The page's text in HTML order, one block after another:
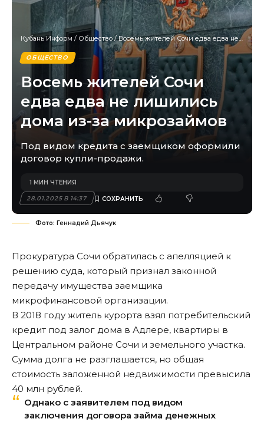
Кубань Информ / Общество/Восемь жителей Сочи едва едва не лишились дома из-за микрозаймов
ОБЩЕСТВО
Восемь жителей Сочи
едва едва не лишились
дома из-за микрозаймов
Под видом кредита с заемщиком оформили
договор купли-продажи.
28.01.2025 В 14:37
1 МИН ЧТЕНИЯ
Фото: Геннадий Дьячук
Прокуратура Сочи обратилась с апелляцией к
решению суда, который признал законной
передачу имущества заемщика
микрофинансовой организации.
В 2018 году житель курорта взял потребительский
кредит под залог дома в Адлере, квартиры в
Центральном районе Сочи и земельного участка.
Сумма долга не разглашается, но общая
стоимость заложенной недвижимости превысила
40 млн рублей.
Однако с заявителем под видом
заключения договора займа денежных